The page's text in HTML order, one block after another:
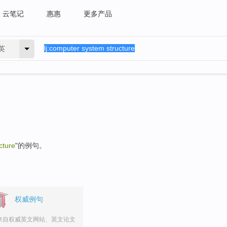
云笔记 惠惠 更多产品
"的例句。
权威例句
自权威英文网站、英文论文